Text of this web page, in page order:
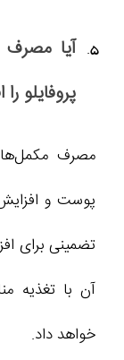
آیا مصرف
پروفایلو
مصرف
پوست و
تضمینی برای
آن با تغذیه
خواهد داد.